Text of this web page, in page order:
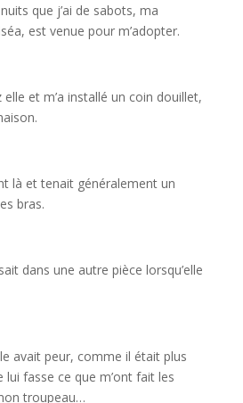
que j’ai de sabots, ma
est venue pour m’adopter.
elle et m’a installé un coin douillet,
là et tenait généralement un
bras.
dans une autre pièce lorsqu’elle
avait peur, comme il était plus
fasse ce que m’ont fait les
troupeau…